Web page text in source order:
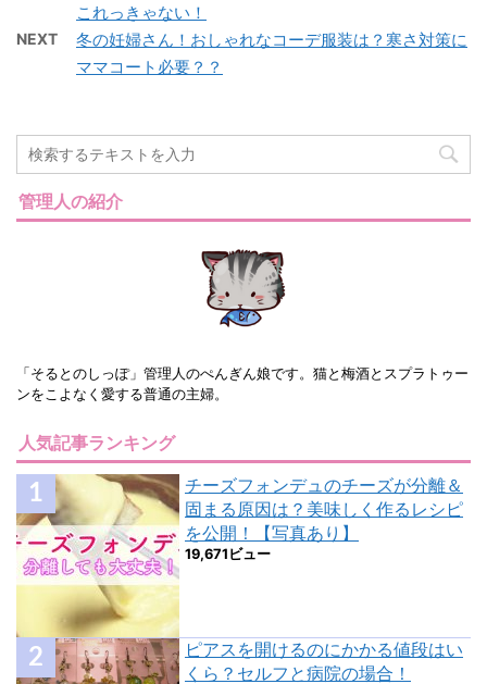
これっきゃない！
NEXT
冬の妊婦さん！おしゃれなコーデ服装は？寒さ対策に
ママコート必要？？
管理人の紹介
「そるとのしっぽ」管理人のぺんぎん娘です。猫と梅酒とスプラトゥー
ンをこよなく愛する普通の主婦。
人気記事ランキング
チーズフォンデュのチーズが分離＆
固まる原因は？美味しく作るレシピ
を公開！【写真あり】
19,671ビュー
ピアスを開けるのにかかる値段はい
くら？セルフと病院の場合！